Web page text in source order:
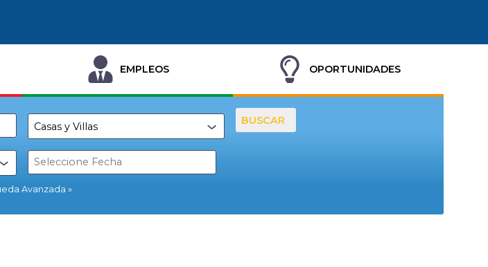
EMPLEOS OPORTUNIDADES
Avanzada
BUSCAR